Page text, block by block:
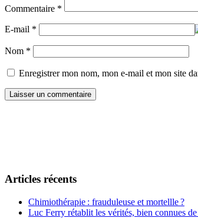
Commentaire *
E-mail *
Nom *
Enregistrer mon nom, mon e-mail et mon site
Articles récents
Chimiothérapie : frauduleuse et mortellle ?
Luc Ferry rétablit les vérités, bien connues